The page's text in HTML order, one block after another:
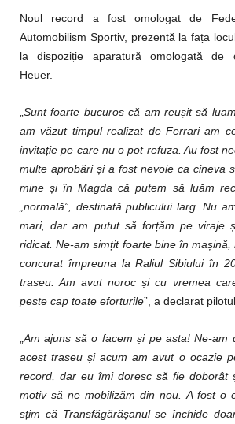
Noul record a fost omologat de
Automobilism Sportiv, prezentă la fața
la dispoziție aparatură omologată de
Heuer.
Sunt foarte bucuros că am reușit să
am văzut timpul realizat de Ferrari am
invitație pe care nu o pot refuza. Au fost
multe aprobări și a fost nevoie ca cineva
mine și în Magda că putem să luăm
„normală”, destinată publicului larg. Nu
mari, dar am putut să forțăm pe viraje
ridicat. Ne-am simțit foarte bine în
concurat împreuna la Raliul Sibiului în
traseu. Am avut noroc și cu vremea
peste cap toate eforturile”, a declarat
Am ajuns să o facem și pe asta! Ne-am
acest traseu și acum am avut o ocazie
record, dar eu îmi doresc să fie doborât
motiv să ne mobilizăm din nou. A fost o
sțim că Transfăgărășanul se închide